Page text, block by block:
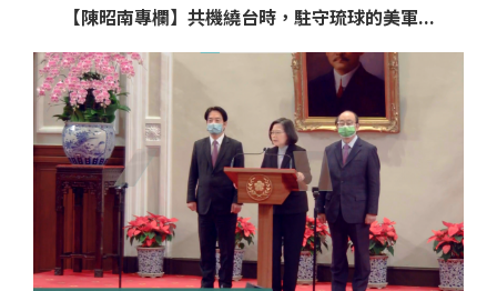
【陳昭南專欄】共機繞台時，駐守琉球的美軍...